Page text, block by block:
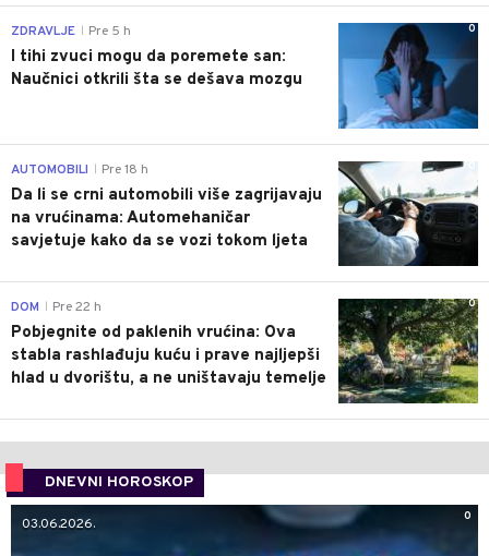
0
ZDRAVLJE Pre 5 h
I tihi zvuci mogu da poremete san:
Naučnici otkrili šta se dešava mozgu
AUTOMOBILI Pre 18 h
Da li se crni automobili više zagrijavaju
na vrućinama: Automehaničar
savjetuje kako da se vozi tokom ljeta
0
DOM Pre 22 h
Pobjegnite od paklenih vrućina: Ova
stabla rashlađuju kuću i prave najljepši
hlad u dvorištu, a ne uništavaju temelje
DNEVNI HOROSKOP
0
03.06.2026.